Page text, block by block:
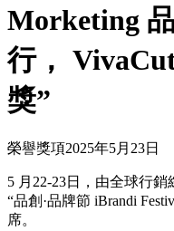
Morketing
行，
獎”
榮譽獎項2025年5月23日
5 月22-23日，由全球行
“品創·品牌節 iBrandi
席。